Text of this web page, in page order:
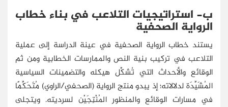
ب- استراتيجيات التلاعب في بناء خطاب
الرواية الصحفية
يستند خطاب الرواية الصحفية في عينة الدراسة إلى عملية
التلاعب في تركيب بنية النص والممارسات الخطابية ومن ثم
الوقائع والأحداث التي تُشكِّل هيكله والتضمينات السياسية
المُشَيِّدَة لدلالاته؛ إذ يبدو منتج الرواية (الصحفي/الراوي) مُتَحَكِّمًا
في مسارات الوقائع والمنظور المُنْتِجَيْن لسرديته. ويتجلى